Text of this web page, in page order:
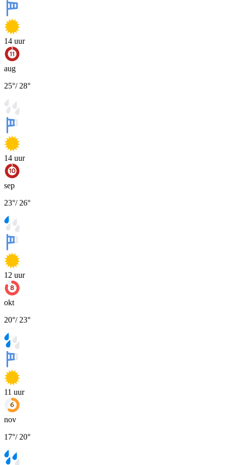
14 uur
aug
25°/ 28°
14 uur
sep
23°/ 26°
12 uur
okt
20°/ 23°
11 uur
nov
17°/ 20°